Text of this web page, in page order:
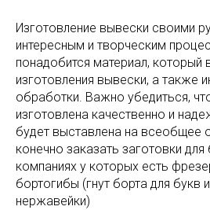
Изготовление вывески своими
интересным и творческим
понадобится материал, который
изготовления вывески, а также
обработки. Важно убедиться,
изготовлена качественно и
будет выставлена на всеобщее
конечно заказать заготовки
компаниях у которых есть
бортогибы (гнут борта для букв
нержавейки)